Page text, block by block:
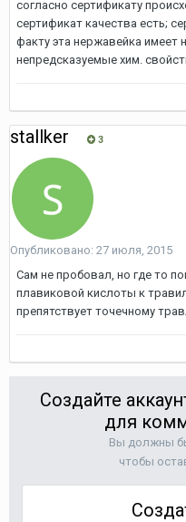
согласно сертификату
сертификат качества есть;
факту эта нержавейка имеет
непредсказуемые хим.
stallker 3
Опубликовано: 27 июля, 2015
Сам не пробовал, но где то
плавиковой кислоты к
препятствует точечному
Создайте
для
Вы должны
чтобы